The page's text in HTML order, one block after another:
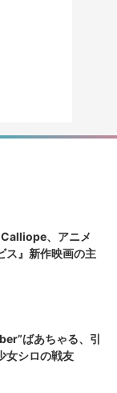
、アニメ
ス』新作映画の主
ばあちゃる、引
シロの戦友